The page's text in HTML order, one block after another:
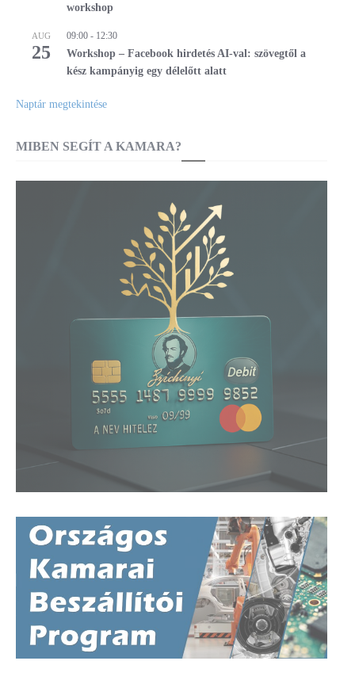
workshop
AUG
25
09:00 - 12:30
Workshop – Facebook hirdetés AI-val: szövegtől a
kész kampányig egy délelőtt alatt
Naptár megtekintése
MIBEN SEGÍT A KAMARA?